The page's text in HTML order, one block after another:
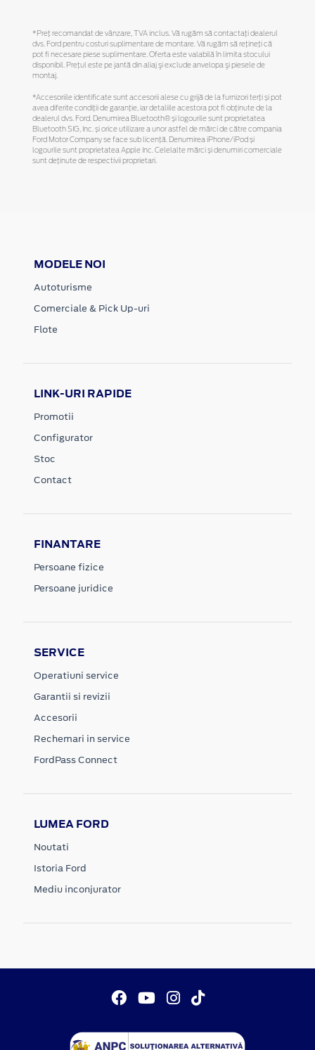
*Preţ recomandat de vânzare, TVA inclus. Vă rugăm să contactaţi dealerul
dvs. Ford pentru costuri suplimentare de montare. Vă rugăm să reţineţi că
pot fi necesare piese suplimentare. Oferta este valabilă în limita stocului
disponibil. Preţul este pe jantă din aliaj şi exclude anvelopa şi piesele de
montaj.
*Accesoriile identificate sunt accesorii alese cu grijă de la furnizori terți și pot
avea diferite condiții de garanție, iar detaliile acestora pot fi obținute de la
dealerul dvs. Ford. Denumirea Bluetooth® și logourile sunt proprietatea
Bluetooth SIG, Inc. și orice utilizare a unor astfel de mărci de către compania
Ford Motor Company se face sub licență. Denumirea iPhone/iPod și
logourile sunt proprietatea Apple Inc. Celelalte mărci și denumiri comerciale
sunt deținute de respectivii proprietari.
MODELE NOI
Autoturisme
Comerciale & Pick Up-uri
Flote
LINK-URI RAPIDE
Promotii
Configurator
Stoc
Contact
FINANTARE
Persoane fizice
Persoane juridice
SERVICE
Operatiuni service
Garantii si revizii
Accesorii
Rechemari in service
FordPass Connect
LUMEA FORD
Noutati
Istoria Ford
Mediu inconjurator